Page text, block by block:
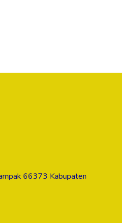
66373 Kabupaten